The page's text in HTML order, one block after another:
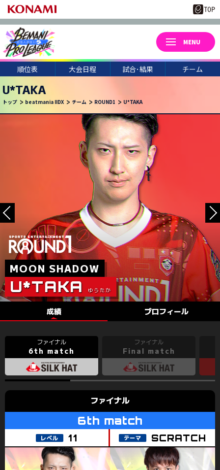
順位表 大会日程 試合･結果
3月22日(日)
チーム
CORI-
NIKE.
46*
TEMIKO
IGW.
LOOT
KKM*
UTSUHO
PAYA
INARI
TAKWAN
CYBERX
LEO
DON*
DINASO
G*
NUCHIO
U*TAKA
トップ beatmania IIDX チーム ROUND1 U*TAKA
成績 プロフィール
6th match Final match
SCRATCH